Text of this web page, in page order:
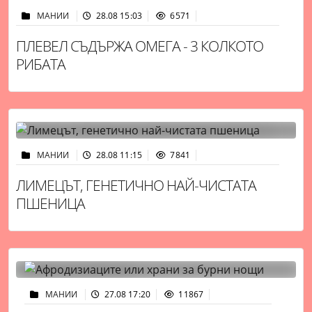
МАНИИ 28.08 15:03 6571
ПЛЕВЕЛ СЪДЪРЖА ОМЕГА - 3 КОЛКОТО
РИБАТА
МАНИИ 28.08 11:15 7841
ЛИМЕЦЪТ, ГЕНЕТИЧНО НАЙ-ЧИСТАТА
ПШЕНИЦА
МАНИИ 27.08 17:20 11867